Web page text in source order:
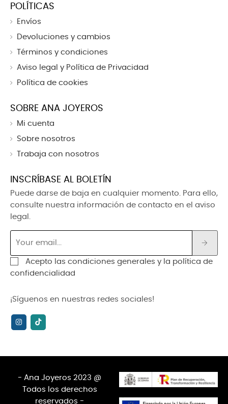
POLÍTICAS
Envíos
Devoluciones y cambios
Términos y condiciones
Aviso legal y Política de Privacidad
Política de cookies
SOBRE ANA JOYEROS
Mi cuenta
Sobre nosotros
Trabaja con nosotros
INSCRÍBASE AL BOLETÍN
Puede darse de baja en cualquier momento. Para ello,
consulte nuestra información de contacto en el aviso
legal.
Acepto las condiciones generales y la política de
confidencialidad
¡Síguenos en nuestras redes sociales!
- Ana Joyeros 2023 @
Todos los derechos
reservados -